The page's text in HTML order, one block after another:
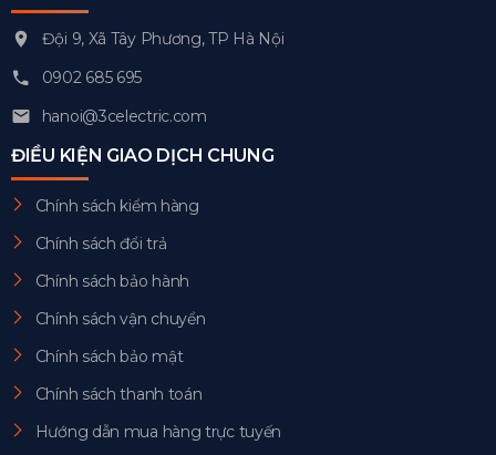
Đội 9, Xã Tây Phương, TP Hà Nội
0902 685 695
hanoi@3celectric.com
ĐIỀU KIỆN GIAO DỊCH CHUNG
Chính sách kiểm hàng
Chính sách đổi trả
Chính sách bảo hành
Chính sách vận chuyển
Chính sách bảo mật
Chính sách thanh toán
Hướng dẫn mua hàng trực tuyến